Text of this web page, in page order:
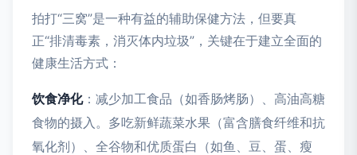
拍打“三窝”是一种有益的辅助保健方法，但要真
正“排清毒素，消灭体内垃圾”，关键在于建立全面的
健康生活方式：
饮食净化：减少加工食品（如香肠烤肠）、高油高糖
食物的摄入。多吃新鲜蔬菜水果（富含膳食纤维和抗
氧化剂）、全谷物和优质蛋白（如鱼、豆、蛋、瘦